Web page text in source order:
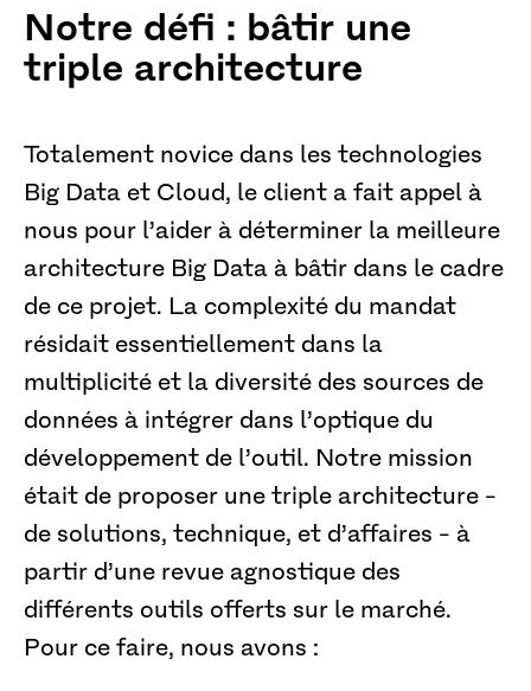
Notre défi : bâtir une
triple architecture
Totalement novice dans les technologies
Big Data et Cloud, le client a fait appel à
nous pour l’aider à déterminer la meilleure
architecture Big Data à bâtir dans le cadre
de ce projet. La complexité du mandat
résidait essentiellement dans la
multiplicité et la diversité des sources de
données à intégrer dans l’optique du
développement de l’outil. Notre mission
était de proposer une triple architecture -
de solutions, technique, et d’affaires - à
partir d’une revue agnostique des
différents outils offerts sur le marché.
Pour ce faire, nous avons :